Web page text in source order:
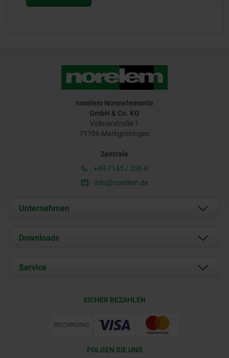
norelem Normelemente
GmbH & Co. KG
Volmarstraße 1
71706 Markgröningen
Zentrale
+49 7145 / 206-0
info@norelem.de
Unternehmen
Über uns
Karriere
Downloads
Dokumente
Service
Web Support
SICHER BEZAHLEN
FOLGEN SIE UNS